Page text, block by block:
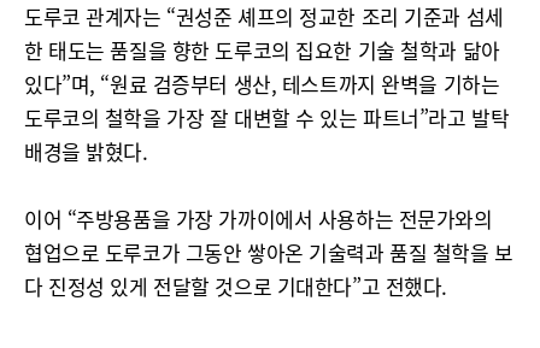
도루코 관계자는 “권성준 셰프의 정교한 조리 기준과 섬세
한 태도는 품질을 향한 도루코의 집요한 기술 철학과 닮아
있다”며, “원료 검증부터 생산, 테스트까지 완벽을 기하는
도루코의 철학을 가장 잘 대변할 수 있는 파트너”라고 발탁
배경을 밝혔다.
이어 “주방용품을 가장 가까이에서 사용하는 전문가와의
협업으로 도루코가 그동안 쌓아온 기술력과 품질 철학을 보
다 진정성 있게 전달할 것으로 기대한다”고 전했다.